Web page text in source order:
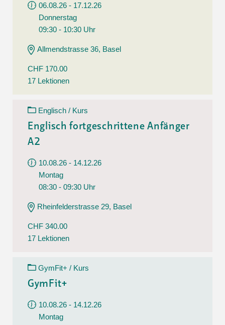
06.08.26 - 17.12.26
Donnerstag
09:30 - 10:30 Uhr
Allmendstrasse 36, Basel
CHF 170.00
17 Lektionen
Englisch / Kurs
Englisch fortgeschrittene Anfänger
A2
10.08.26 - 14.12.26
Montag
08:30 - 09:30 Uhr
Rheinfelderstrasse 29, Basel
CHF 340.00
17 Lektionen
GymFit+ / Kurs
GymFit+
10.08.26 - 14.12.26
Montag